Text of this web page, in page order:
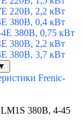
220В, 2,2 кВт
380В, 0,4 кВт
380В, 0,75 кВт
380В, 2,2 кВт
380В, 3,7 кВт
Frenic-
380В, 4-45